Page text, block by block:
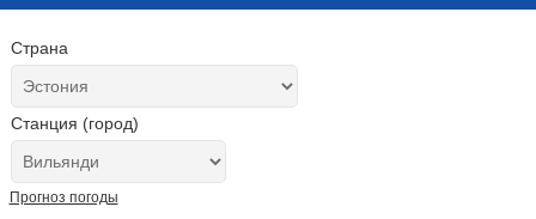
Страна
Станция (город)
Прогноз погоды